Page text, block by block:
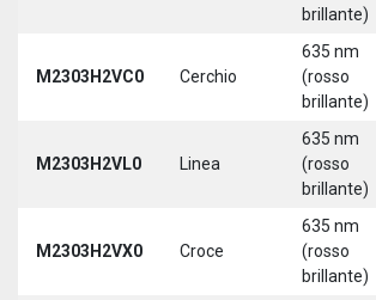
brillante)
M2303H2VC0 Cerchio
635 nm
(rosso
brillante)
M2303H2VL0 Linea
635 nm
(rosso
brillante)
M2303H2VX0 Croce
635 nm
(rosso
brillante)